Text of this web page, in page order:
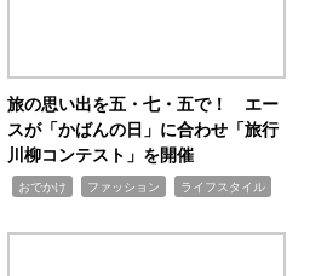
旅の思い出を五・七・五で！ エー
スが「かばんの日」に合わせ「旅行
川柳コンテスト」を開催
おでかけ ファッション ライフスタイル